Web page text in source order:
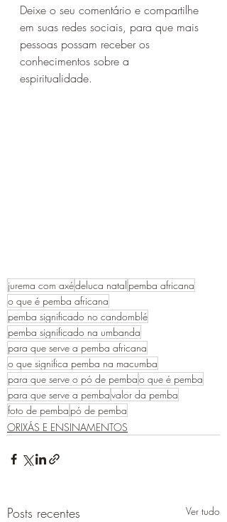
Deixe o seu comentário e compartilhe
em suas redes sociais, para que mais
pessoas possam receber os
conhecimentos sobre a
espiritualidade.
jurema com axédeluca natal pemba africana
o que é pemba africana
pemba significado no candomblé
pemba significado na umbanda
para que serve a pemba africana
o que significa pemba na macumba
para que serve o pó de pembao que é pemba
para que serve a pembavalor da pemba
foto de pemba pó de pemba
ORIXÁS E ENSINAMENTOS
Posts recentes Ver tudo